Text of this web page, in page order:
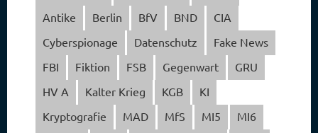
Antike
Berlin BfV BND
CIA
Cyberspionage
Datenschutz
Fake News
FBI
Fiktion FSB Gegenwart
GRU
HV A
Kalter Krieg KGB
KI
Kryptografie
MAD MfS MI5
MI6